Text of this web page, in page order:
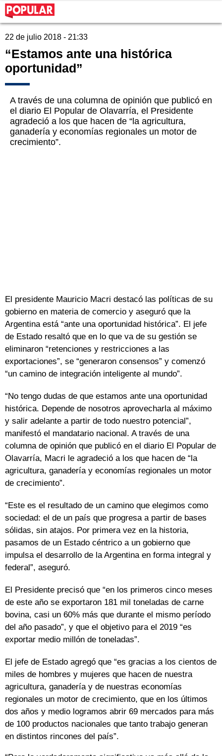
22 de julio 2018 - 21:33
“Estamos ante una histórica
oportunidad”
A través de una columna de opinión que publicó en
el diario El Popular de Olavarría, el Presidente
agradeció a los que hacen de “la agricultura,
ganadería y economías regionales un motor de
crecimiento”.
El presidente Mauricio Macri destacó las políticas de su
gobierno en materia de comercio y aseguró que la
Argentina está “ante una oportunidad histórica”. El jefe
de Estado resaltó que en lo que va de su gestión se
eliminaron “retenciones y restricciones a las
exportaciones”, se “generaron consensos” y comenzó
“un camino de integración inteligente al mundo”.
“No tengo dudas de que estamos ante una oportunidad
histórica. Depende de nosotros aprovecharla al máximo
y salir adelante a partir de todo nuestro potencial”,
manifestó el mandatario nacional. A través de una
columna de opinión que publicó en el diario El Popular de
Olavarría, Macri le agradeció a los que hacen de “la
agricultura, ganadería y economías regionales un motor
de crecimiento”.
“Este es el resultado de un camino que elegimos como
sociedad: el de un país que progresa a partir de bases
sólidas, sin atajos. Por primera vez en la historia,
pasamos de un Estado céntrico a un gobierno que
impulsa el desarrollo de la Argentina en forma integral y
federal”, aseguró.
El Presidente precisó que “en los primeros cinco meses
de este año se exportaron 181 mil toneladas de carne
bovina, casi un 60% más que durante el mismo período
del año pasado”, y que el objetivo para el 2019 “es
exportar medio millón de toneladas”.
El jefe de Estado agregó que “es gracias a los cientos de
miles de hombres y mujeres que hacen de nuestra
agricultura, ganadería y de nuestras economías
regionales un motor de crecimiento, que en los últimos
dos años y medio logramos abrir 69 mercados para más
de 100 productos nacionales que tanto trabajo generan
en distintos rincones del país”.